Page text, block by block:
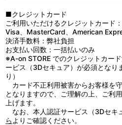
てもらうため、思い切った行動に出
■#5「ヨハネ堕天」
スクールアイドルとしての活動を始
ングが上がらず、何かもっと目立つ
ければいけないのかも、と悩む千歌
学校に来ていなかった1年生の津島
染の花丸から、自己紹介の時の自分
教えられた善子。普通の高校生にな
み、花丸に、自分が“堕天使ヨハネ”
とお願いするが――。
河毛雅妃／セットデザイン：高橋武
計：横山さよ子／ＣＧディレクター
／編集：今井大介／音響監督：長崎
作：ランティス／アニメーション制
プロジェクトラブライブ！サンシャイ
■クレジットカード
ご利用いただけるクレジットカード：
Visa、MasterCard、American
決済手数料：弊社負担
お支払い回数：一括払いのみ
※A-on STORE でのクレジットカー
ービス（3Dセキュア）が必須とな
り）
カード不正利用被害からお客様を
となりますので、ご理解の上、ご利
上げます。
なお、本人認証サービス（3Dセキ
ら よりご確認ください。